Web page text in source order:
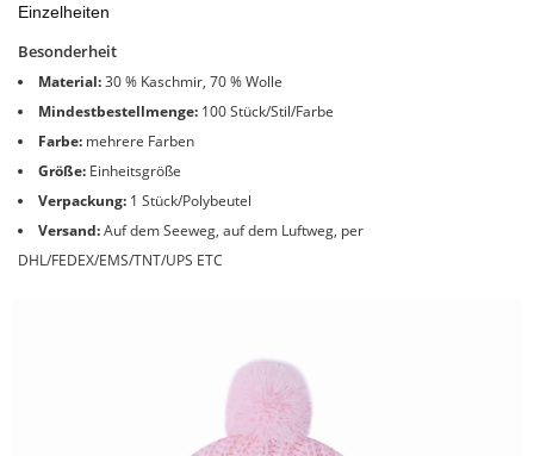
Einzelheiten
Besonderheit
Material:30 % Kaschmir, 70 % Wolle
Mindestbestellmenge: 100 Stück/Stil/Farbe
Farbe: mehrere Farben
Größe: Einheitsgröße
Verpackung: 1 Stück/Polybeutel
Versand:Auf dem Seeweg, auf dem Luftweg, per
DHL/FEDEX/EMS/TNT/UPS ETC